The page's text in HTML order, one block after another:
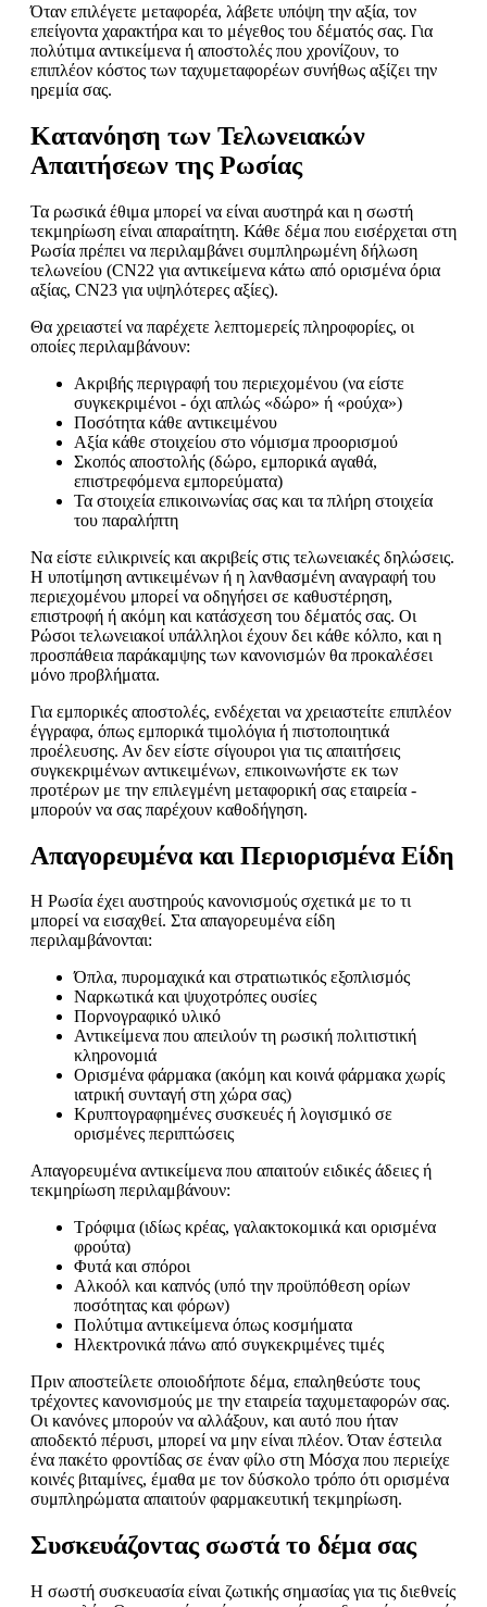
Όταν επιλέγετε μεταφορέα, λάβετε υπόψη την αξία, τον
επείγοντα χαρακτήρα και το μέγεθος του δέματός σας. Για
πολύτιμα αντικείμενα ή αποστολές που χρονίζουν, το
επιπλέον κόστος των ταχυμεταφορέων συνήθως αξίζει την
ηρεμία σας.
Κατανόηση των Τελωνειακών
Απαιτήσεων της Ρωσίας
Τα ρωσικά έθιμα μπορεί να είναι αυστηρά και η σωστή
τεκμηρίωση είναι απαραίτητη. Κάθε δέμα που εισέρχεται στη
Ρωσία πρέπει να περιλαμβάνει συμπληρωμένη δήλωση
τελωνείου (CN22 για αντικείμενα κάτω από ορισμένα όρια
αξίας, CN23 για υψηλότερες αξίες).
Θα χρειαστεί να παρέχετε λεπτομερείς πληροφορίες, οι
οποίες περιλαμβάνουν:
Ακριβής περιγραφή του περιεχομένου (να είστε
συγκεκριμένοι - όχι απλώς «δώρο» ή «ρούχα»)
Ποσότητα κάθε αντικειμένου
Αξία κάθε στοιχείου στο νόμισμα προορισμού
Σκοπός αποστολής (δώρο, εμπορικά αγαθά,
επιστρεφόμενα εμπορεύματα)
Τα στοιχεία επικοινωνίας σας και τα πλήρη στοιχεία
του παραλήπτη
Να είστε ειλικρινείς και ακριβείς στις τελωνειακές δηλώσεις.
Η υποτίμηση αντικειμένων ή η λανθασμένη αναγραφή του
περιεχομένου μπορεί να οδηγήσει σε καθυστέρηση,
επιστροφή ή ακόμη και κατάσχεση του δέματός σας. Οι
Ρώσοι τελωνειακοί υπάλληλοι έχουν δει κάθε κόλπο, και η
προσπάθεια παράκαμψης των κανονισμών θα προκαλέσει
μόνο προβλήματα.
Για εμπορικές αποστολές, ενδέχεται να χρειαστείτε επιπλέον
έγγραφα, όπως εμπορικά τιμολόγια ή πιστοποιητικά
προέλευσης. Αν δεν είστε σίγουροι για τις απαιτήσεις
συγκεκριμένων αντικειμένων, επικοινωνήστε εκ των
προτέρων με την επιλεγμένη μεταφορική σας εταιρεία -
μπορούν να σας παρέχουν καθοδήγηση.
Απαγορευμένα και Περιορισμένα Είδη
Η Ρωσία έχει αυστηρούς κανονισμούς σχετικά με το τι
μπορεί να εισαχθεί. Στα απαγορευμένα είδη
περιλαμβάνονται:
Όπλα, πυρομαχικά και στρατιωτικός εξοπλισμός
Ναρκωτικά και ψυχοτρόπες ουσίες
Πορνογραφικό υλικό
Αντικείμενα που απειλούν τη ρωσική πολιτιστική
κληρονομιά
Ορισμένα φάρμακα (ακόμη και κοινά φάρμακα χωρίς
ιατρική συνταγή στη χώρα σας)
Κρυπτογραφημένες συσκευές ή λογισμικό σε
ορισμένες περιπτώσεις
Απαγορευμένα αντικείμενα που απαιτούν ειδικές άδειες ή
τεκμηρίωση περιλαμβάνουν:
Τρόφιμα (ιδίως κρέας, γαλακτοκομικά και ορισμένα
φρούτα)
Φυτά και σπόροι
Αλκοόλ και καπνός (υπό την προϋπόθεση ορίων
ποσότητας και φόρων)
Πολύτιμα αντικείμενα όπως κοσμήματα
Ηλεκτρονικά πάνω από συγκεκριμένες τιμές
Πριν αποστείλετε οποιοδήποτε δέμα, επαληθεύστε τους
τρέχοντες κανονισμούς με την εταιρεία ταχυμεταφορών σας.
Οι κανόνες μπορούν να αλλάξουν, και αυτό που ήταν
αποδεκτό πέρυσι, μπορεί να μην είναι πλέον. Όταν έστειλα
ένα πακέτο φροντίδας σε έναν φίλο στη Μόσχα που περιείχε
κοινές βιταμίνες, έμαθα με τον δύσκολο τρόπο ότι ορισμένα
συμπληρώματα απαιτούν φαρμακευτική τεκμηρίωση.
Συσκευάζοντας σωστά το δέμα σας
Η σωστή συσκευασία είναι ζωτικής σημασίας για τις διεθνείς